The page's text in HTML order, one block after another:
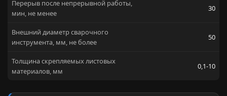
Перерыв после непрерывной работы,
мин, не менее
30
Внешний диаметр сварочного
инструмента, мм, не более
50
Толщина скрепляемых листовых
материалов, мм
0,1-10